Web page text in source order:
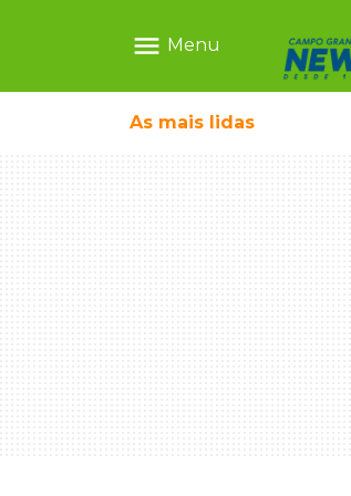
menu Menu
As mais lidas
temporal no interior